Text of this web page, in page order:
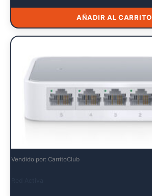
AÑADIR AL CARRITO
Vendido por: CarritoClub